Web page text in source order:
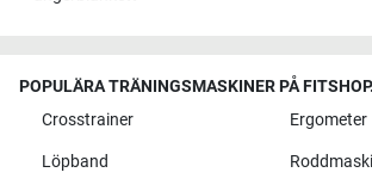
POPULÄRA TRÄNINGSMASKINER PÅ
Crosstrainer
Ergometer
Löpband